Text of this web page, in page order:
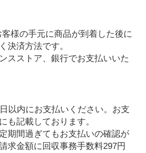
様の手元に商品が到着した後に
決済方法です。
スストア、銀行でお支払いいた
以内にお支払いください。お支
も記載しております。
期間過ぎてもお支払いの確認が
求金額に回収事務手数料297円